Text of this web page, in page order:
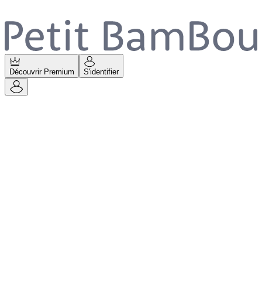
Découvrir Premium S'identifier